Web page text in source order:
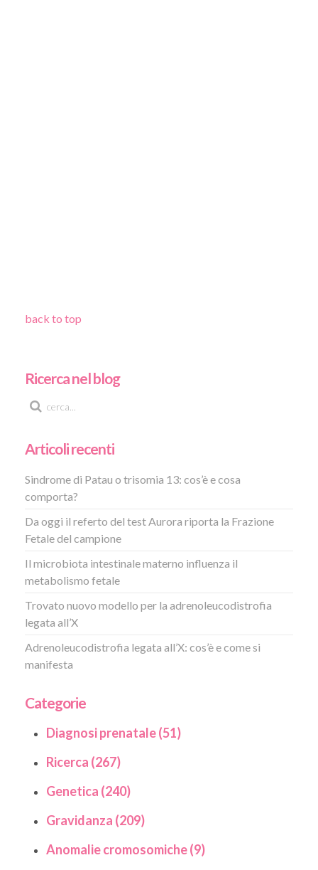
back to top
Ricerca nel blog
Articoli recenti
Sindrome di Patau o trisomia 13: cos’è e cosa
comporta?
Da oggi il referto del test Aurora riporta la Frazione
Fetale del campione
Il microbiota intestinale materno influenza il
metabolismo fetale
Trovato nuovo modello per la adrenoleucodistrofia
legata all’X
Adrenoleucodistrofia legata all’X: cos’è e come si
manifesta
Categorie
Diagnosi prenatale (51)
Ricerca (267)
Genetica (240)
Gravidanza (209)
Anomalie cromosomiche (9)